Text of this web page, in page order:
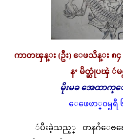
ကာတၾန္း (ဦး) ေဖသိန္း
နႚ မိတ္ဆုံပၾဲ ဴမ
မိုးမခ အေထာက္
ေဖေဖာ္၀ၝရီ ၆
ပီးခဲ့သည့္ တနဂႆေႎ